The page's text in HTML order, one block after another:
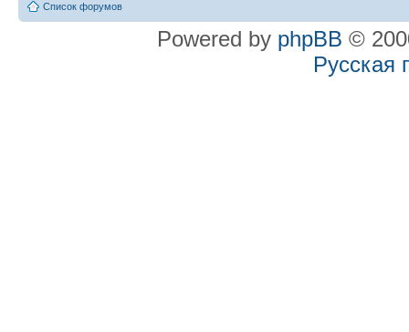
Список форумов
Powered by phpBB ©
Русская